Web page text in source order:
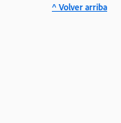
^ Volver arriba